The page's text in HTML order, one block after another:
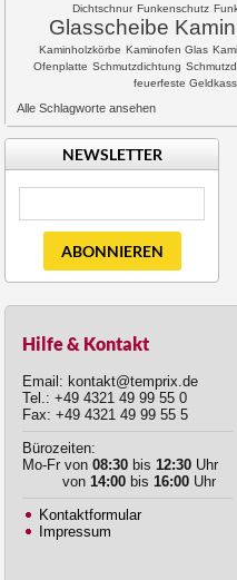
Dichtschnur Funkenschutz
Glasscheibe Kamin
Kaminholzkörbe Kaminofen Glas
Ofenplatte Schmutzdichtung
feuerfeste
Alle Schlagworte ansehen
NEWSLETTER
ABONNIEREN
Hilfe & Kontakt
Email: kontakt@temprix.de
Tel.: +49 4321 49 99 55 0
Fax: +49 4321 49 99 55 5
Bürozeiten:
Mo-Fr von 08:30 bis 12:30 Uhr
von 14:00 bis 16:00 Uhr
Kontaktformular
Impressum